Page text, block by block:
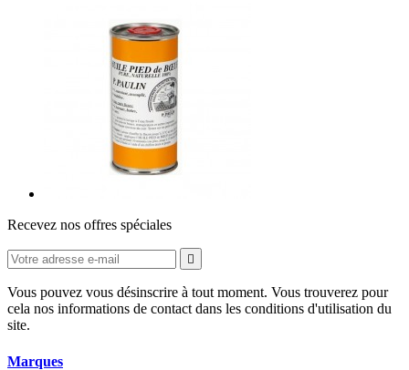
Recevez nos offres spéciales

Vous pouvez vous désinscrire à tout moment. Vous trouverez pour
cela nos informations de contact dans les conditions d'utilisation du
site.
Marques